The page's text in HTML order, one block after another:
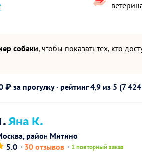
собаки, чтобы показать тех, кто
за прогулку · рейтинг4,9 из 5 (7
Яна К.
район Митино
5.0
30 отзывов 1 повторный заказ